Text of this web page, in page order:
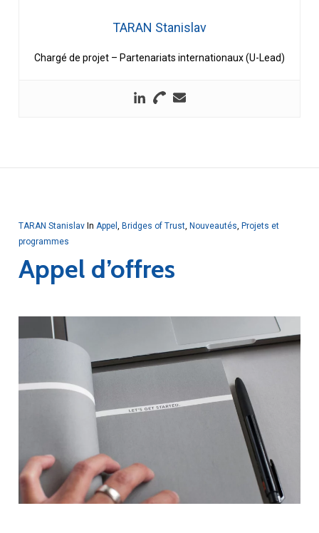
TARAN Stanislav
Chargé de projet – Partenariats internationaux (U-Lead)
TARAN Stanislav In Appel Bridges of Trust, Nouveautés Projets et
programmes
Appel d’offres